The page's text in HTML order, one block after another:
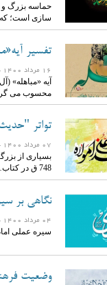
سازی است؛
تفسیر
16 مرداد 1400 -
محسوب می
تواتر
07 مرداد 1400 -
بسیاری از
748 ق در کتاب…
نگاهی بر
04 مرداد 1400 -
سیره عملی
وضعیت